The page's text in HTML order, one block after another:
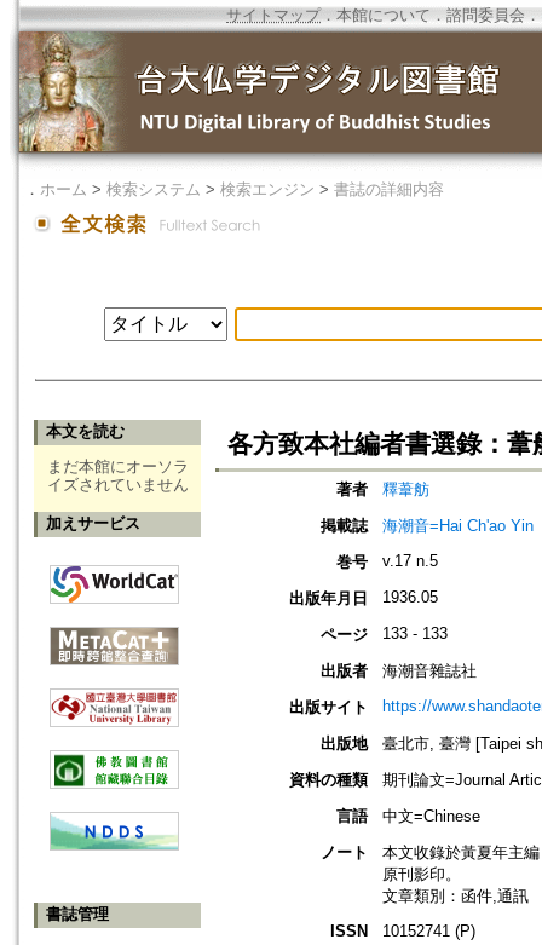
サイトマップ．本館について ． 諮問委員会 ．
． ホーム > 検索システム > 検索エンジン > 書誌の詳細内容
本文を読む
まだ本館にオーソラ
イズされていません
加えサービス
書誌管理
各方致本社編者書選錄：葦
著者
釋葦舫
掲載誌
海潮音=Hai Ch'ao Yin
巻号
v.17 n.5
出版年月日 1936.05
ページ 133 - 133
出版者
海潮音雜誌社
出版サイト
https://
出版地
臺北市, 臺灣 [Taipei
資料の種類
期刊論文=Journal
言語
中文=Chinese
ノート
本文收錄於黃夏年主
原刊影印。
文章類別：函件,通訊
ISSN
10152741 (P)